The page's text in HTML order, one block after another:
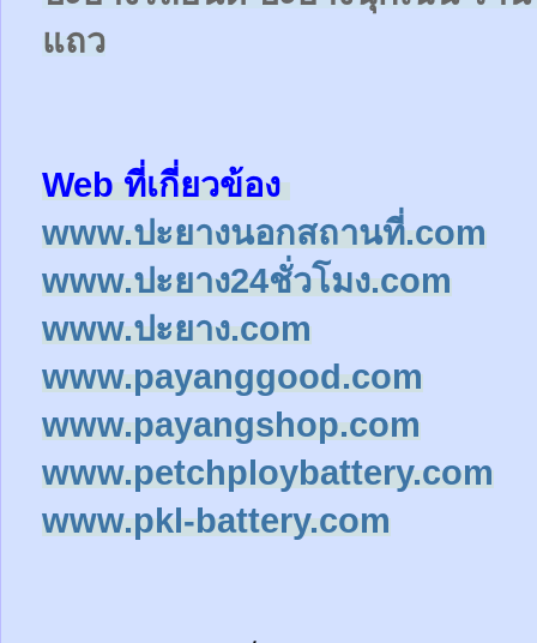
แถว
Web ที่เกี่ยวข้อง
www.ปะยางนอกสถานที่.com
www.ปะยาง24ชั่วโมง.com
www.ปะยาง.com
www.payanggood.com
www.payangshop.com
www.petchploybattery.com
www.pkl-battery.com